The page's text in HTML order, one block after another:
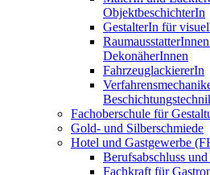
ObjektbeschichterIn
GestalterIn für
DekonäherInnen
FahrzeuglackiererIn
Fachoberschule für
Gold- und Silberschmiede
Hotel und Gastgewerbe
Berufsabschluss
Fachkraft für